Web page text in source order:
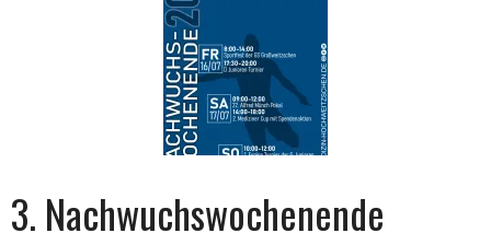
3. Nachwuchswochenende